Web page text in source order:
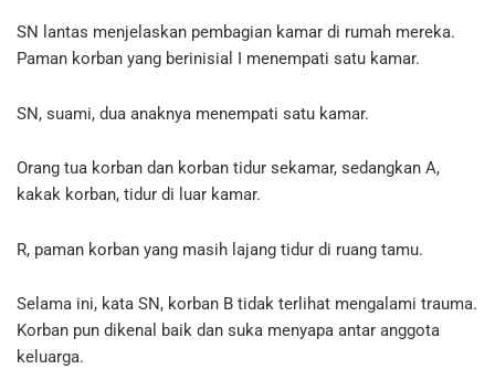
SN lantas menjelaskan pembagian kamar di rumah mereka.
Paman korban yang berinisial I menempati satu kamar.
SN, suami, dua anaknya menempati satu kamar.
Orang tua korban dan korban tidur sekamar, sedangkan A,
kakak korban, tidur di luar kamar.
R, paman korban yang masih lajang tidur di ruang tamu.
Selama ini, kata SN, korban B tidak terlihat mengalami trauma.
Korban pun dikenal baik dan suka menyapa antar anggota
keluarga.